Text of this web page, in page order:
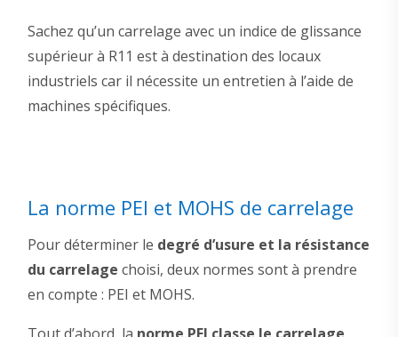
Sachez qu’un carrelage avec un indice de glissance
supérieur à R11 est à destination des locaux
industriels car il nécessite un entretien à l’aide de
machines spécifiques.
La norme PEI et MOHS de carrelage
Pour déterminer le degré d’usure et la résistance
du carrelage choisi, deux normes sont à prendre
en compte : PEI et MOHS.